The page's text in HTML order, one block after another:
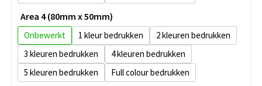
Area 4 (80mm x 50mm)
Onbewerkt 1
2
3
4
5
Full colour